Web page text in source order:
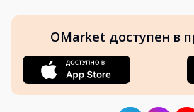
OMarket доступен в